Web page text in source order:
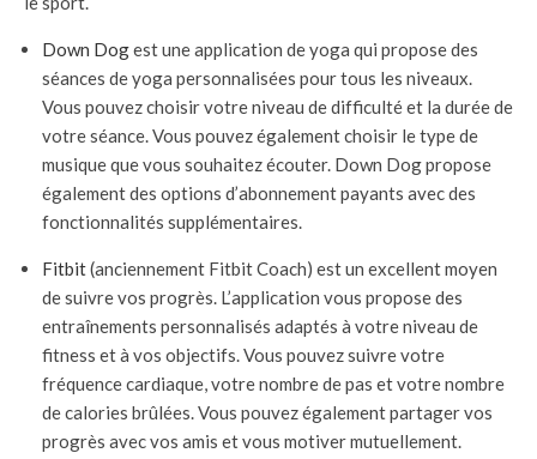
Down Dogest une application de yoga qui propose des
séances de yoga personnalisées pour tous les niveaux.
Vous pouvez choisir votre niveau de difficulté et la durée de
votre séance. Vous pouvez également choisir le type de
musique que vous souhaitez écouter. Down Dog propose
également des options d’abonnement payants avec des
fonctionnalités supplémentaires.
Fitbit(anciennement Fitbit Coach) est un excellent moyen
de suivre vos progrès. L’application vous propose des
entraînements personnalisés adaptés à votre niveau de
fitness et à vos objectifs. Vous pouvez suivre votre
fréquence cardiaque, votre nombre de pas et votre nombre
de calories brûlées. Vous pouvez également partager vos
progrès avec vos amis et vous motiver mutuellement.